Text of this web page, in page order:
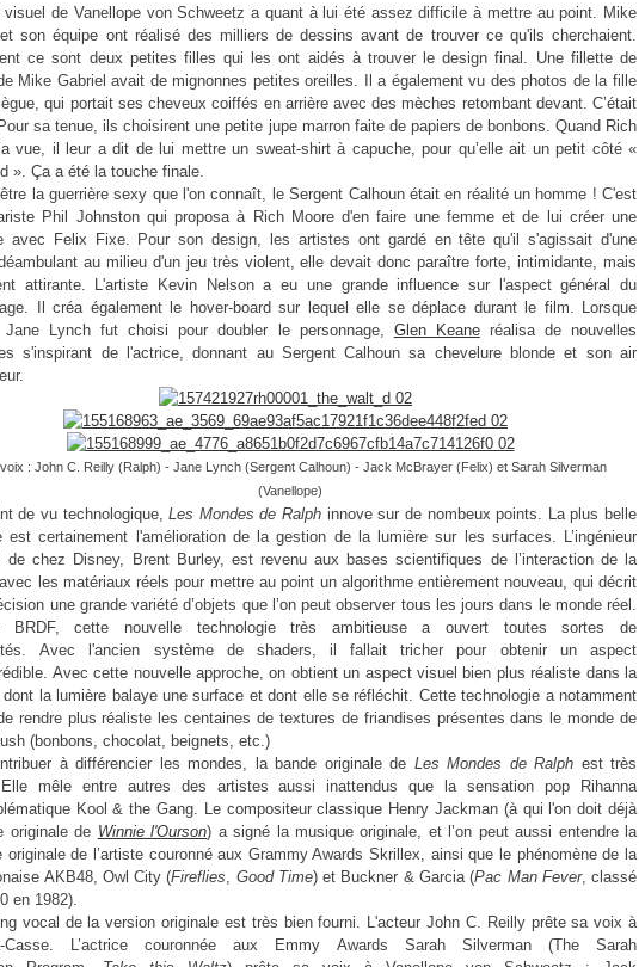
visuel de Vanellope von Schweetz a quant à lui été assez difficile à mettre au point. Mike
son équipe ont réalisé des milliers de dessins avant de trouver ce qu'ils cherchaient.
ce sont deux petites filles qui les ont aidés à trouver le design final. Une fillette de
Mike Gabriel avait de mignonnes petites oreilles. Il a également vu des photos de la fille
qui portait ses cheveux coiffés en arrière avec des mèches retombant devant. C’était
sa tenue, ils choisirent une petite jupe marron faite de papiers de bonbons. Quand Rich
vue, il leur a dit de lui mettre un sweat-shirt à capuche, pour qu’elle ait un petit côté «
». Ça a été la touche finale.
la guerrière sexy que l'on connaît, le Sergent Calhoun était en réalité un homme ! C'est
Phil Johnston qui proposa à Rich Moore d'en faire une femme et de lui créer une
avec Felix Fixe. Pour son design, les artistes ont gardé en tête qu'il s'agissait d'une
au milieu d'un jeu très violent, elle devait donc paraître forte, intimidante, mais
attirante. L'artiste Kevin Nelson a eu une grande influence sur l'aspect général du
Il créa également le hover-board sur lequel elle se déplace durant le film. Lorsque
Jane Lynch fut choisi pour doubler le personnage, Glen Keaneréalisa de nouvelles
s'inspirant de l'actrice, donnant au Sergent Calhoun sa chevelure blonde et son air
: John C. Reilly (Ralph) - Jane Lynch (Sergent Calhoun) - Jack McBrayer (Felix) et Sarah Silverman
(Vanellope)
de vu technologique,Les Mondes de Ralph innove sur de nombeux points. La plus belle
est certainement l'amélioration de la gestion de la lumière sur les surfaces. L’ingénieur
de chez Disney, Brent Burley, est revenu aux bases scientifiques de l’interaction de la
les matériaux réels pour mettre aupoint un algorithme entièrement nouveau, qui décrit
une grande variétéd’objets que l’on peut observer tous les jours dans le monde réel.
BRDF,cette nouvelle technologie très ambitieuse a ouvert toutes sortes de
Avec l'ancien système de shaders, il fallait tricher pour obtenir un aspect
Avec cette nouvelle approche, on obtient un aspect visuel bien plus réaliste dans la
dont la lumière balaye une surface et dont elle se réfléchit. Cette technologie a notamment
rendre plus réaliste les centaines de textures de friandises présentes dans le monde de
(bonbons, chocolat, beignets, etc.)
à différencier les mondes, la bande originale de Les Mondes de Ralph est très
mêle entre autres des artistes aussi inattendus que la sensation pop Rihanna
Kool & the Gang. Le compositeur classique Henry Jackman (à qui l'on doit déjà
originale de Winnie l'Ourson) a signé la musique originale, et l’on peut aussi entendre la
originale de l’artiste couronné aux Grammy Awards Skrillex, ainsi que le phénomène de la
AKB48, Owl City (Fireflies, Good Time) et Buckner & Garcia (Pac Man Fever, classé
en 1982).
vocal de la version originale est très bien fourni. L'acteur John C. Reilly prête sa voix à
Casse.
L’actrice couronnée aux Emmy Awards Sarah Silverman (The Sarah